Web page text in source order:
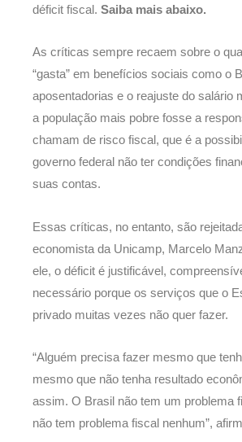
déficit fiscal. Saiba mais abaixo.
As críticas sempre recaem sobre o
“gasta” em benefícios sociais como o
aposentadorias e o reajuste do salário
a população mais pobre fosse a
chamam de risco fiscal, que é a
governo federal não ter condições
suas contas.
Essas críticas, no entanto, são
economista da Unicamp, Marcelo
ele, o déficit é justificável,
necessário porque os serviços que o
privado muitas vezes não quer fazer.
“Alguém precisa fazer mesmo que
mesmo que não tenha resultado
assim. O Brasil não tem um problema
não tem problema fiscal nenhum”,